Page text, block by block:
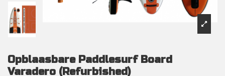
Opblaasbare Paddlesurf Board
Varadero (Refurbished)